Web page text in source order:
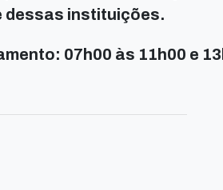
dessas instituições.
07h00 às 11h00 e